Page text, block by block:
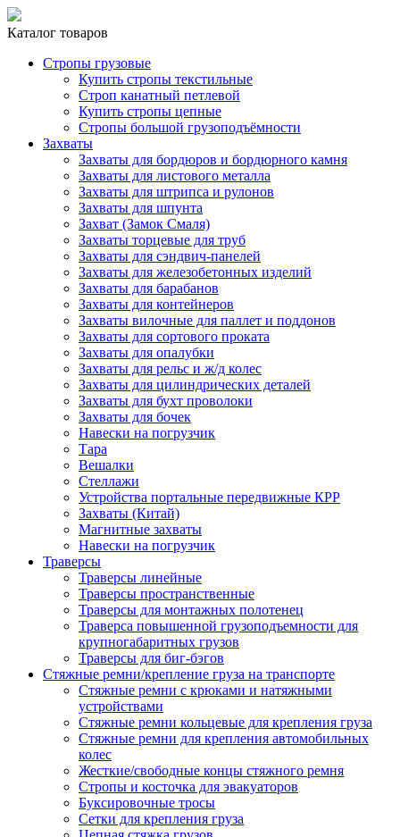
Каталог товаров
Стропы грузовые
Купить стропы текстильные
Строп канатный петлевой
Купить стропы цепные
Стропы большой грузоподъёмности
Захваты
Захваты для бордюров и бордюрного камня
Захваты для листового металла
Захваты для штрипса и рулонов
Захваты для шпунта
Захват (Замок Смаля)
Захваты торцевые для труб
Захваты для сэндвич-панелей
Захваты для железобетонных изделий
Захваты для барабанов
Захваты для контейнеров
Захваты вилочные для паллет и поддонов
Захваты для сортового проката
Захваты для опалубки
Захваты для рельс и ж/д колес
Захваты для цилиндрических деталей
Захваты для бухт проволоки
Захваты для бочек
Навески на погрузчик
Тара
Вешалки
Стеллажи
Устройства портальные передвижные КРР
Захваты (Китай)
Магнитные захваты
Навески на погрузчик
Траверсы
Траверсы линейные
Траверсы пространственные
Траверсы для монтажных полотенец
Траверса повышенной грузоподъемности для
крупногабаритных грузов
Траверсы для биг-бэгов
Стяжные ремни/крепление груза на транспорте
Стяжные ремни с крюками и натяжными
устройствами
Стяжные ремни кольцевые для крепления груза
Стяжные ремни для крепления автомобильных
колес
Жесткие/свободные концы стяжного ремня
Стропы и косточка для эвакуаторов
Буксировочные тросы
Сетки для крепления груза